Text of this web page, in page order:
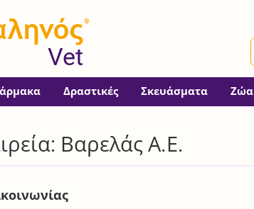
®
Vet
Δραστικές Σκευάσματα Ζώα
Βαρελάς Α.Ε.